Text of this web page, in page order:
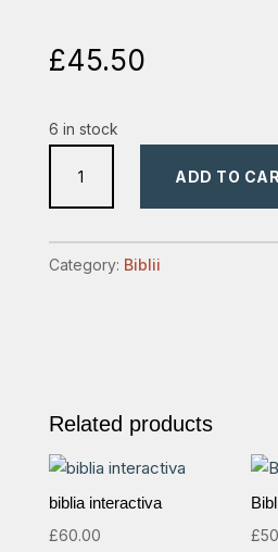
£45.50
6 in stock
format
index
si
ADD TO
Category: Biblii
Related products
biblia interactiva
£60.00
£